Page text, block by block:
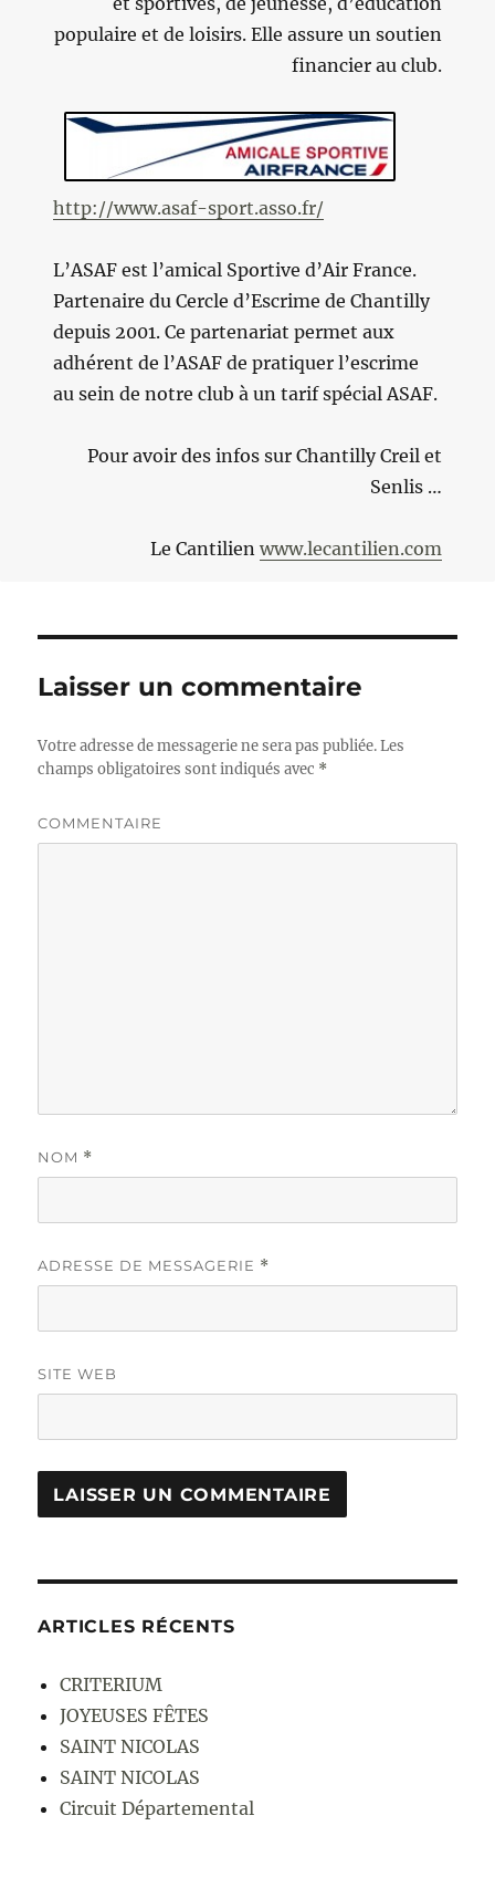
populaire et de loisirs. Elle assure un soutien
financier au club.
http://www.asaf-sport.asso.fr/
L’ASAF est l’amical Sportive d’Air France.
Partenaire du Cercle d’Escrime de Chantilly
depuis 2001. Ce partenariat permet aux
adhérent de l’ASAF de pratiquer l’escrime
au sein de notre club à un tarif spécial ASAF.
Pour avoir des infos sur Chantilly Creil et
Senlis …
Le Cantilienwww.lecantilien.com
Laisser un commentaire
Votre adresse de messagerie ne sera pas publiée.Les
champs obligatoires sont indiqués avec *
COMMENTAIRE
NOM *
ADRESSE DE MESSAGERIE *
SITE WEB
ARTICLES RÉCENTS
CRITERIUM
JOYEUSES FÊTES
SAINT NICOLAS
SAINT NICOLAS
Circuit Départemental